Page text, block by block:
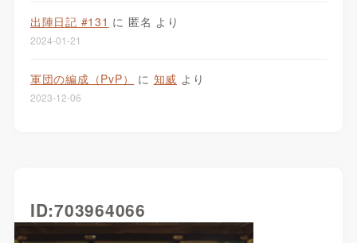
出陣日記 #131 に 匿名 より
2024-01-21
軍団の編成（PvP） に 知威 より
2023-12-06
ID:703964066